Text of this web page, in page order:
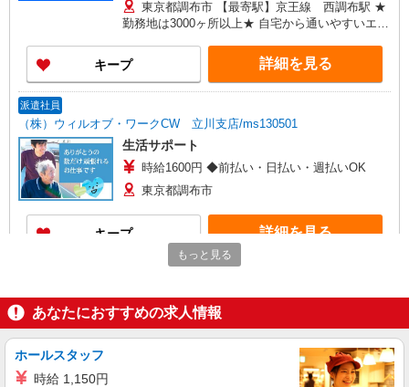
護福祉士：時給1,750円〜 ※経験者は3ヶ月以上 ※
給与幅は経験・能力による ★週払いOK（規定あ
り）
東京都調布市 【最寄駅】京王線 西調布駅 ★
勤務地は3000ヶ所以上★ 自宅から通いやすいエリ
キープ 詳細を見る
派遣社員
（株）ウィルオブ・ワークCW 立川支店/ms130501
生活サポート
時給1600円 ◆前払い・日払い・週払いOK
東京都調布市
キープ 詳細を見る
デイサービスでの介護士
時給：1450円〜 ※資格と経験などによる
もっと見る
あなたにおすすめの求人情報
ホールスタッフ
時給 1,150円